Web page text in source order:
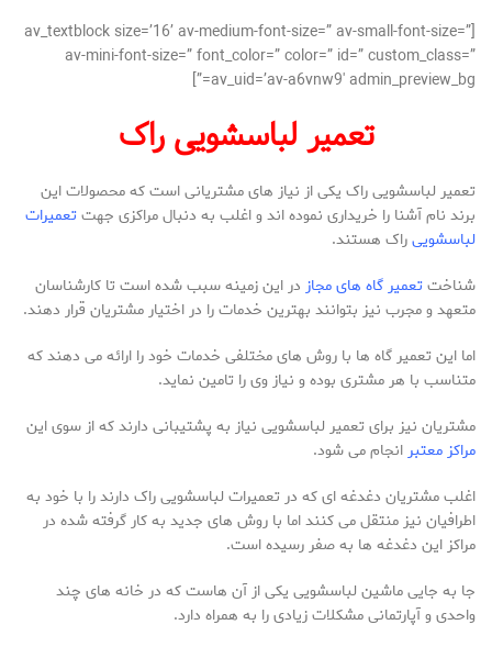
[av_textblock size=’16’ av-medium-font-size=” av-small-font-size=”
av-mini-font-size=” font_color=” color=” id=” custom_class=”
av_uid=’av-a6vnw9′ admin_preview_bg=”]
تعمیر لباسشویی راک
تعمیر لباسشویی راک یکی از نیاز های مشتریانی است که محصولات این
برند نام آشنا را خریداری نموده اند و اغلب به دنبال مراکزی جهتتعمیرات
لباسشوییراک هستند.
شناختتعمیر گاه های مجاز در این زمینه سبب شده است تا کارشناسان
متعهد و مجرب نیز بتوانند بهترین خدمات را در اختیار مشتریان قرار دهند.
اما این تعمیر گاه ها با روش های مختلفی خدمات خود را ارائه می دهند که
متناسب با هر مشتری بوده و نیاز وی را تامین نماید.
مشتریان نیز برای تعمیر لباسشویی نیاز به پشتیبانی دارند که از سوی این
مراکز معتبرانجام می شود.
اغلب مشتریان دغدغه ای که در تعمیرات لباسشویی راک دارند را با خود به
اطرافیان نیز منتقل می کنند اما با روش های جدید به کار گرفته شده در
مراکز این دغدغه ها به صفر رسیده است.
جا به جایی ماشین لباسشویی یکی از آن هاست که در خانه های چند
واحدی و آپارتمانی مشکلات زیادی را به همراه دارد.